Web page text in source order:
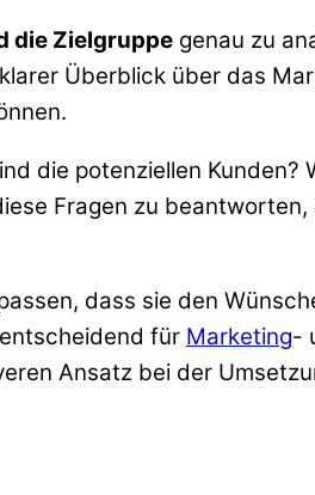
die Zielgruppe genau zu
Überblick über das
die potenziellen Kunden?
Fragen zu
dass sie den
für Marketing-
Ansatz bei der